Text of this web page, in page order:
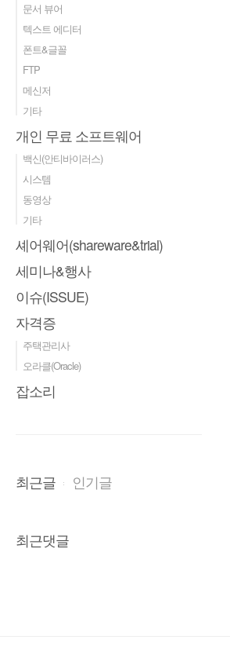
문서 뷰어
텍스트 에디터
폰트&글꼴
FTP
메신저
기타
개인 무료 소프트웨어
백신(안티바이러스)
시스템
동영상
기타
셰어웨어(shareware&trial)
세미나&행사
이슈(ISSUE)
자격증
주택관리사
오라클(Oracle)
잡소리
최근글 인기글
최근댓글